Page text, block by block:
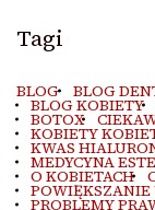
Tagi
BLOG BLOG
BLOG KOBIETY
BOTOX
KOBIETY
KWAS
MEDYCYNA
O KOBIETACH
POWIĘKSZANIE
PROBLEMY